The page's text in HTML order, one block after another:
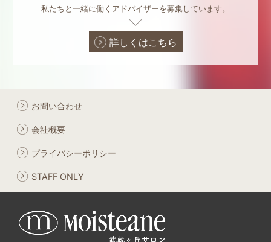
私たちと一緒に働くアドバイザーを募集しています。
詳しくはこちら
お問い合わせ
会社概要
プライバシーポリシー
STAFF ONLY